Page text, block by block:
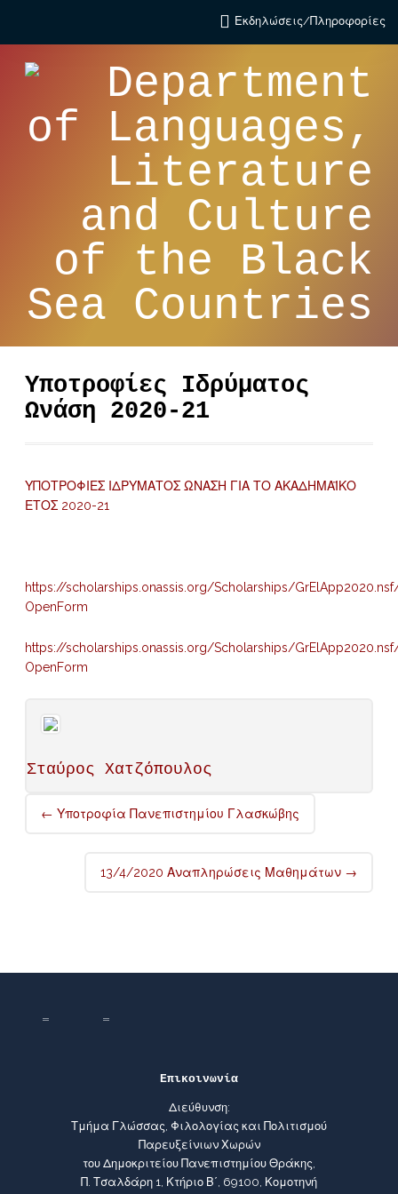
Εκδηλώσεις/Πληροφορίες
Υποτροφίες Ιδρύματος
Ωνάση 2020-21
ΥΠΟΤΡΟΦΙΕΣ ΙΔΡΥΜΑΤΟΣ ΩΝΑΣΗ ΓΙΑ ΤΟ ΑΚΑΔΗΜΑΪΚΟ
ΕΤΟΣ 2020-21
https://scholarships.onassis.org/Scholarships/
OpenForm
https://scholarships.onassis.org/Scholarships/
OpenForm
Σταύρος Χατζόπουλος
Post
← Υποτροφία Πανεπιστημίου Γλασκώβης
13/4/2020 Αναπληρώσεις Μαθημάτων →
Επικοινωνία
Διεύθυνση:
Τμήμα Γλώσσας, Φιλολογίας και Πολιτισμού
Παρευξείνιων Χωρών
του Δημοκριτείου Πανεπιστημίου Θράκης,
Π. Τσαλδάρη 1, Κτήριο Β΄, 69100, Κομοτηνή